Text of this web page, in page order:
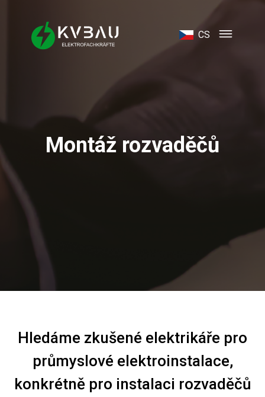
CS
Montáž rozvaděčů
Hledáme zkušené elektrikáře pro
průmyslové elektroinstalace,
konkrétně pro instalaci rozvaděčů